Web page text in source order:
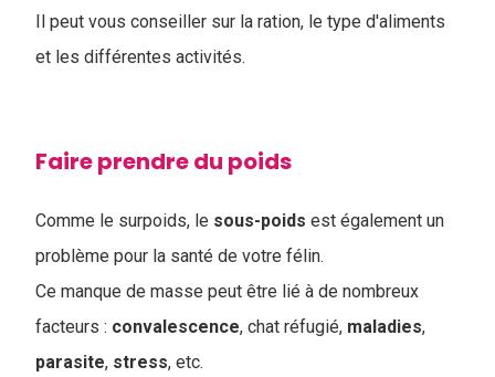
Il peut vous conseiller sur la ration, le type d'aliments
et les différentes activités.
Faire prendre du poids
Comme le surpoids, le sous-poids est également un
problème pour la santé de votre félin.
Ce manque de masse peut être lié à de nombreux
facteurs : convalescence, chat réfugié, maladies,
parasite, stress, etc.